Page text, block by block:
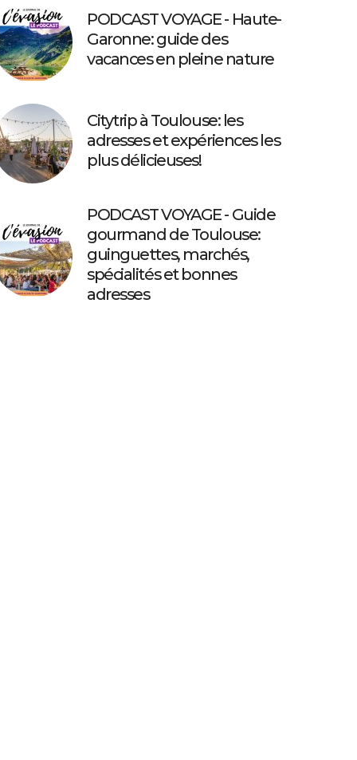
PODCAST VOYAGE - Haute-
Garonne: guide des
vacances en pleine nature
Citytrip à Toulouse: les
adresses et expériences les
plus délicieuses!
PODCAST VOYAGE - Guide
gourmand de Toulouse:
guinguettes, marchés,
spécialités et bonnes
adresses